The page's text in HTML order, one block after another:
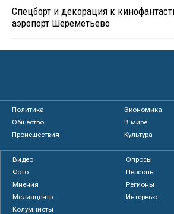
Спецборт и декорация к
аэропорт Шереметьево
Политика
Экономика
Общество
В мире
Происшествия
Культура
Видео
Опросы
Фото
Персоны
Мнения
Регионы
Медиацентр
Интервью
Колумнисты